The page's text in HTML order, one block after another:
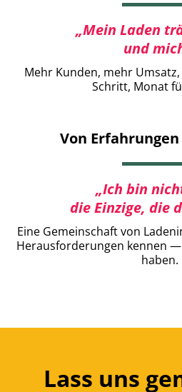
„Mein Laden
und
Mehr Kunden, mehr
Schritt, Monat
Von
„Ich bin
die Einzige, die
Eine Gemeinschaft von
Herausforderungen kennen
haben.
Lass uns